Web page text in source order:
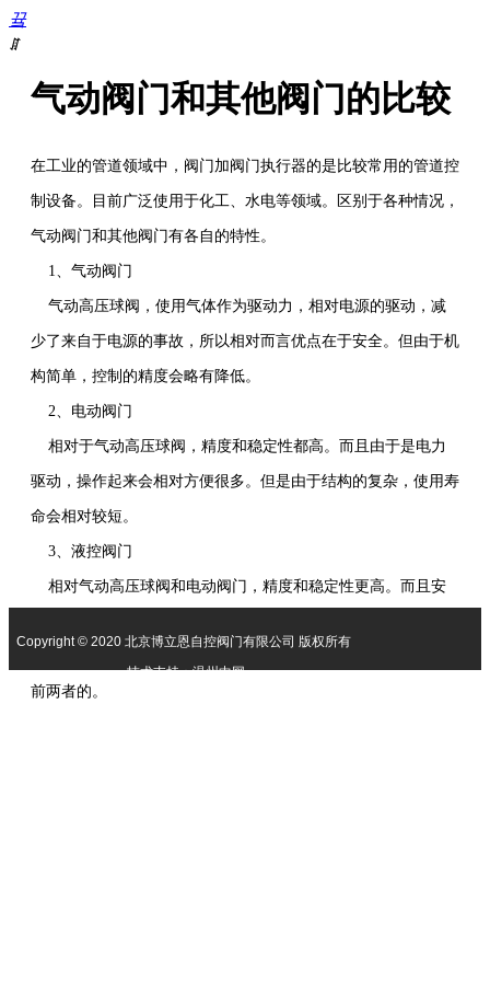
끀
ꁲ
首
页
我
们
品
中
厂
房
备
行
资
讯
系
我
气动阀门和其他阀门的比较
在工业的管道领域中，阀门加阀门执行器的是比较常用的管道控
制设备。目前广泛使用于化工、水电等领域。区别于各种情况，
气动阀门和其他阀门有各自的特性。
1、气动阀门
气动高压球阀，使用气体作为驱动力，相对电源的驱动，减
少了来自于电源的事故，所以相对而言优点在于安全。但由于机
构简单，控制的精度会略有降低。
2、电动阀门
相对于气动高压球阀，精度和稳定性都高。而且由于是电力
驱动，操作起来会相对方便很多。但是由于结构的复杂，使用寿
命会相对较短。
3、液控阀门
相对气动高压球阀和电动阀门，精度和稳定性更高。而且安
前两者的。
Copyright © 2020 北京博立恩自控阀门有限公司 版权所有
技术支持：温州中网